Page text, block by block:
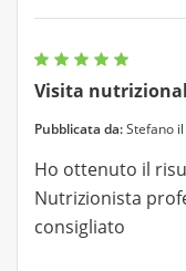
Visita
Pubblicata da:Stefano
Ho ottenuto il
Nutrizionista
consigliato